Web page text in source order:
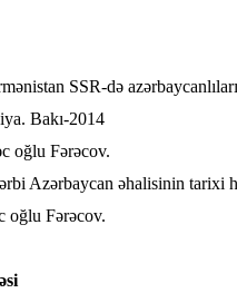
SSR-də
Bakı-2014
oğlu Fərəcov.
Azərbaycan əhalisinin tarixi
oğlu Fərəcov.